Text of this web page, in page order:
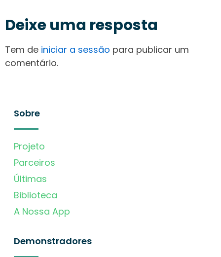
Deixe uma resposta
Tem de iniciar a sessão para publicar um
comentário.
Sobre
Projeto
Parceiros
Últimas
Biblioteca
A Nossa App
Demonstradores